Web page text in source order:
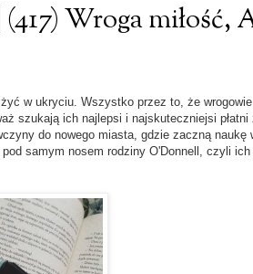
Wroga miłość,
w ukryciu. Wszystko przez to, że
szukają ich najlepsi i najskuteczniejsi płatni
do nowego miasta, gdzie zaczną naukę
samym nosem rodziny O'Donnell, czyli ich